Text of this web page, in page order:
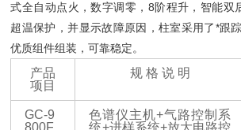
式全自动点火，数字调零，8阶程升，智能双
超温保护，并显示故障原因，柱室采用了*跟
优质组件组装，可靠稳定。
产品
项目
规 格 说 明
GC-9
800F
色谱仪主机+气路控制系
统+进样系统+放大电路控